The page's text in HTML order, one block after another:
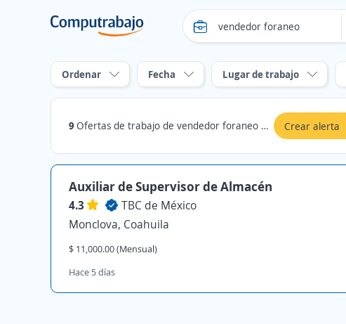
Ordenar Fecha Lugar de trabajo
9 Ofertas de trabajo de vendedor foraneo en Coahuila Crear alerta
Auxiliar de Supervisor de Almacén
4.3
TBC de México
Monclova, Coahuila
$ 11,000.00 (Mensual)
Hace 5 días